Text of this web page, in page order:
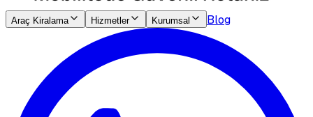
Araç Kiralama Hizmetler Kurumsal Blog